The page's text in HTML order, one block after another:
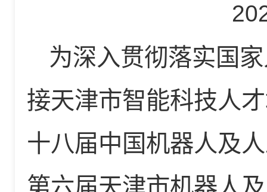
为深入贯彻落实国
接天津市智能科技人
十八届中国机器人及